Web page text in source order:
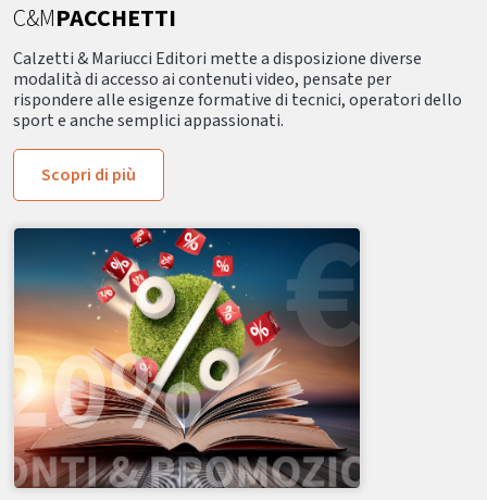
C&MPACCHETTI
Calzetti & Mariucci Editori mette a disposizione diverse
modalità di accesso ai contenuti video, pensate per
rispondere alle esigenze formative di tecnici, operatori dello
sport e anche semplici appassionati.
Scopri di più